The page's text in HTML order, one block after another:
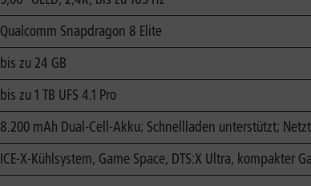
Qualcomm Snapdragon 8 Elite
bis zu 24 GB
bis zu 1 TB UFS 4.1 Pro
8.200 mAh Dual-Cell-Akku; Schnellladen unterstützt;
ICE-X-Kühlsystem, Game Space, DTS:X Ultra, kompakter